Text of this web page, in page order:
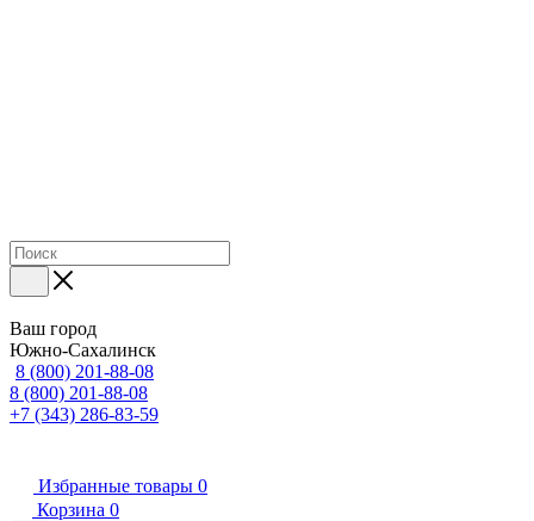
Ваш город
Южно-Сахалинск
8 (800) 201-88-08
8 (800) 201-88-08
+7 (343) 286-83-59
Избранные товары 0
Корзина 0